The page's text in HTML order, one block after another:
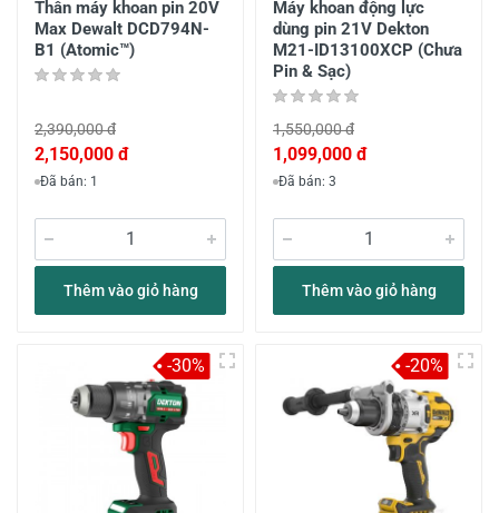
Thân máy khoan pin 20V
Max Dewalt DCD794N-
B1 (Atomic™)
2,390,000 đ
2,150,000 đ
Đã bán: 1
Thêm vào giỏ hàng
Máy khoan động lực
dùng pin 21V Dekton
M21-ID13100XCP (Chưa
Pin & Sạc)
1,550,000 đ
1,099,000 đ
Đã bán: 3
Thêm vào giỏ hàng
-30% -20%